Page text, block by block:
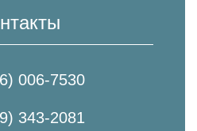
006-7530
343-2081